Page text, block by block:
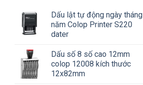
Dấu lật tự động ngày tháng
năm Colop Printer S220
dater
Dấu số 8 số cao 12mm
colop 12008 kích thước
12x82mm